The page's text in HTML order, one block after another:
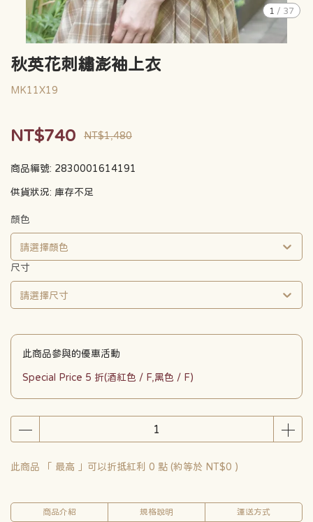
1 / 37
秋英花刺繡澎袖上衣
MK11X19
NT$740 NT$1,480
商品編號: 2830001614191
供貨狀況: 庫存不足
顏色
請選擇顏色
尺寸
請選擇尺寸
此商品參與的優惠活動
Special Price 5 折(酒紅色 / F,黑色 / F)
此商品 「 最高 」可以折抵紅利 0 點 (約等於 NT$0 )
商品介紹 規格說明 運送方式